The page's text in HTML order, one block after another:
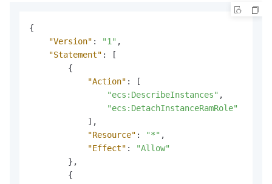
{
"Version" : "1" ,
"Statement" :
[
{
"Action" :
[
"ecs:DescribeInstances" ,
"ecs:DetachInstanceRamRole"
] ,
"Resource" : "*" ,
"Effect" :
"Allow"
} ,
{